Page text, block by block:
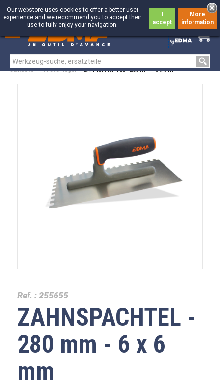
0
0
Our webstore uses cookies to offer a better user
experience and we recommend you to accept their
use to fully enjoy your navigation.
accept
More
information
Startseite > Fliesenleger > ZAHNSPACHTEL - 280 mm - 6 x 6 mm
Ref. :255655
ZAHNSPACHTEL -
280 mm - 6 x 6
mm